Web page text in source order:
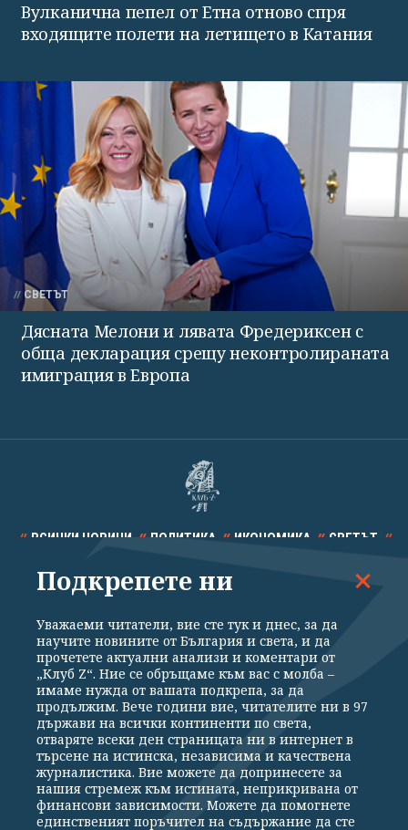
Вулканична пепел от Етна отново спря
входящите полети на летището в Катания
СВЕТЪТ
Дясната Мелони и лявата Фредериксен с
обща декларация срещу неконтролираната
имиграция в Европа
ВСИЧКИ НОВИНИ ПОЛИТИКА ИКОНОМИКА СВЕТЪТ
СПОРТ КУЛТУРА ТЕХНОЛОГИИ КАЛЕЙДОСКОП
Общи условия
Политика за поверителност
Реклама
Партньори Контакти
За Клуб Z
Екип
Подкрепете ни
Издател на www.clubz.bg е „Клуб Зебра Медия“ ЕООД, София, ул. "Алеко
Подкрепете ни
Уважаеми читатели, вие сте тук и днес, за да
научите новините от България и света, и да
прочетете актуални анализи и коментари от
„Клуб Z“. Ние се обръщаме към вас с молба –
имаме нужда от вашата подкрепа, за да
продължим. Вече години вие, читателите ни в 97
държави на всички континенти по света,
отваряте всеки ден страницата ни в интернет в
търсене на истинска, независима и качествена
журналистика. Вие можете да допринесете за
нашия стремеж към истината, неприкривана от
финансови зависимости. Можете да помогнете
единственият поръчител на съдържание да сте